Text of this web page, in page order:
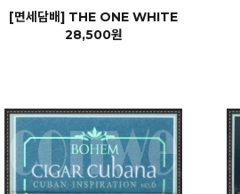
[면세담배] THE ONE WHITE
28,500원